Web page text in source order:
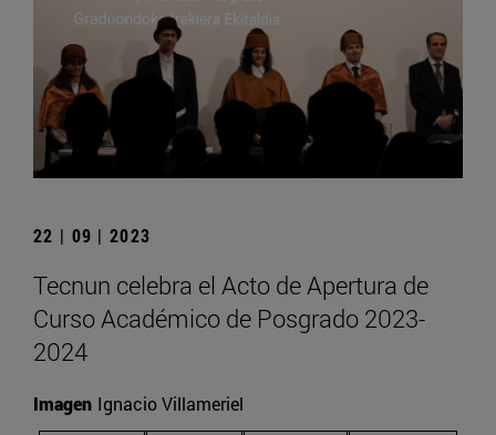
22 | 09 | 2023
Tecnun celebra el Acto de Apertura de
Curso Académico de Posgrado 2023-
2024
Imagen Ignacio Villameriel